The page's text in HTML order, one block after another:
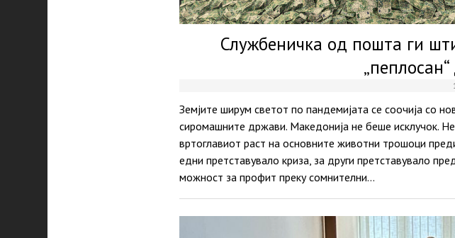
Службеничка од пошта ги
Земјите ширум светот по пандемијата се соочија со
сиромашните држави. Македонија не беше исклучок.
вртоглавиот раст на основните животни трошоци
едни претставувало криза, за други претставувало
можност за профит преку сомнителни…